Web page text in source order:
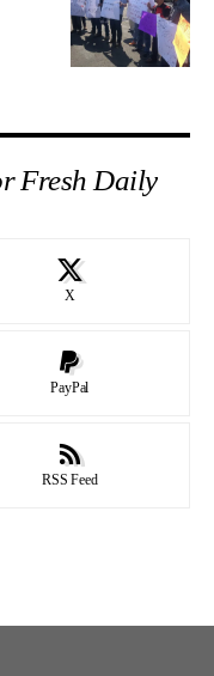
Fresh Daily
X
PayPal
RSS Feed